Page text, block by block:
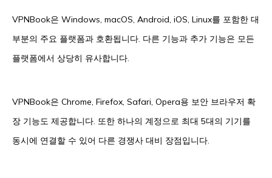
VPNBook은 Windows, macOS, Android, iOS, Linux를 포함한 대
부분의 주요 플랫폼과 호환됩니다. 다른 기능과 추가 기능은 모든
플랫폼에서 상당히 유사합니다.
VPNBook은 Chrome, Firefox, Safari, Opera용 보안 브라우저 확
장 기능도 제공합니다. 또한 하나의 계정으로 최대 5대의 기기를
동시에 연결할 수 있어 다른 경쟁사 대비 장점입니다.